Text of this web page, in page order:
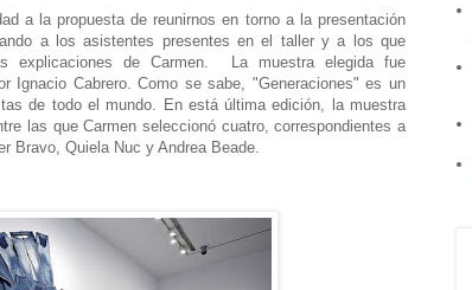
a la propuesta de reunirnos en torno a la presentación
a los asistentes presentes en el taller y a los que
explicaciones de Carmen. La muestra elegida fue
Ignacio Cabrero. Como se sabe, "Generaciones" es un
de todo el mundo. En está última edición, la muestra
las que Carmen seleccionó cuatro, correspondientes a
Bravo, Quiela Nuc y Andrea Beade.